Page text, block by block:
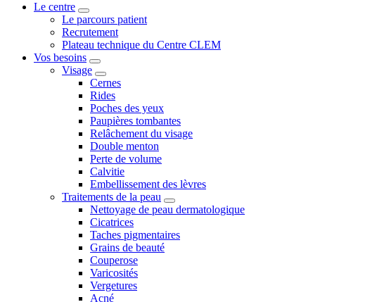
Le centre
Le parcours patient
Recrutement
Plateau technique du Centre CLEM
Vos besoins
Visage
Cernes
Rides
Poches des yeux
Paupières tombantes
Relâchement du visage
Double menton
Perte de volume
Calvitie
Embellissement des lèvres
Traitements de la peau
Nettoyage de peau dermatologique
Cicatrices
Taches pigmentaires
Grains de beauté
Couperose
Varicosités
Vergetures
Acné